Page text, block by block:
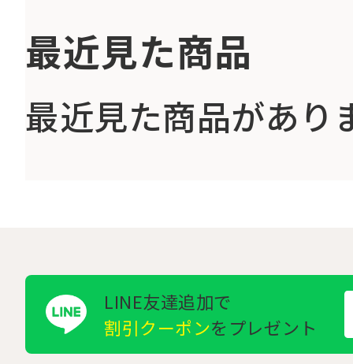
最近見た商品
最近見た商品があり
LINE友達追加で
割引クーポンをプレゼント